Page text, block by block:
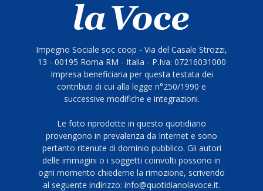
Impegno Sociale soc coop - Via del Casale Strozzi,
13 - 00195 Roma RM - Italia - P.Iva: 07216031000
Impresa beneficiaria per questa testata dei
contributi di cui alla legge n°250/1990 e
successive modifiche e integrazioni.
Le foto riprodotte in questo quotidiano
provengono in prevalenza da Internet e sono
pertanto ritenute di dominio pubblico. Gli autori
delle immagini o i soggetti coinvolti possono in
ogni momento chiederne la rimozione, scrivendo
al seguente indirizzo: info@quotidianolavoce.it.